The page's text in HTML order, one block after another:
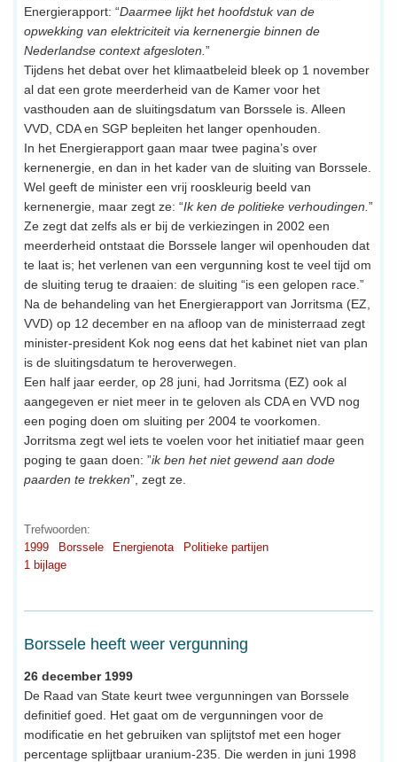
Energierapport: “Daarmee lijkt het hoofdstuk van de
opwekking van elektriciteit via kernenergie binnen de
Nederlandse context afgesloten. ”
Tijdens het debat over het klimaatbeleid bleek op 1 november
al dat een grote meerderheid van de Kamer voor het
vasthouden aan de sluitingsdatum van Borssele is. Alleen
VVD, CDA en SGP bepleiten het langer openhouden.
In het Energierapport gaan maar twee pagina’s over
kernenergie, en dan in het kader van de sluiting van Borssele.
Wel geeft de minister een vrij rooskleurig beeld van
kernenergie, maar zegt ze: “Ik ken de politieke verhoudingen. ”
Ze zegt dat zelfs als er bij de verkiezingen in 2002 een
meerderheid ontstaat die Borssele langer wil openhouden dat
te laat is; het verlenen van een vergunning kost te veel tijd om
de sluiting terug te draaien: de sluiting “is een gelopen race.”
Na de behandeling van het Energierapport van Jorritsma (EZ,
VVD) op 12 december en na afloop van de ministerraad zegt
minister-president Kok nog eens dat het kabinet niet van plan
is de sluitingsdatum te heroverwegen.
Een half jaar eerder, op 28 juni, had Jorritsma (EZ) ook al
aangegeven er niet meer in te geloven als CDA en VVD nog
een poging doen om sluiting per 2004 te voorkomen.
Jorritsma zegt wel iets te voelen voor het initiatief maar geen
poging te gaan doen: ”ik ben het niet gewend aan dode
paarden te trekken”, zegt ze.
Trefwoorden:
1999
Borssele Energienota
Politieke partijen
1 bijlage
Borssele heeft weer vergunning
26 december 1999
De Raad van State keurt twee vergunningen van Borssele
definitief goed. Het gaat om de vergunningen voor de
modificatie en het gebruiken van splijtstof met een hoger
percentage splijtbaar uranium-235. Die werden in juni 1998